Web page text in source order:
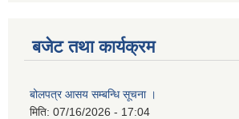
बजेट तथा कार्यक्रम
बोलपत्र आसय सम्बन्धि सूचना ।
मिति: 07/16/2026 - 17:04